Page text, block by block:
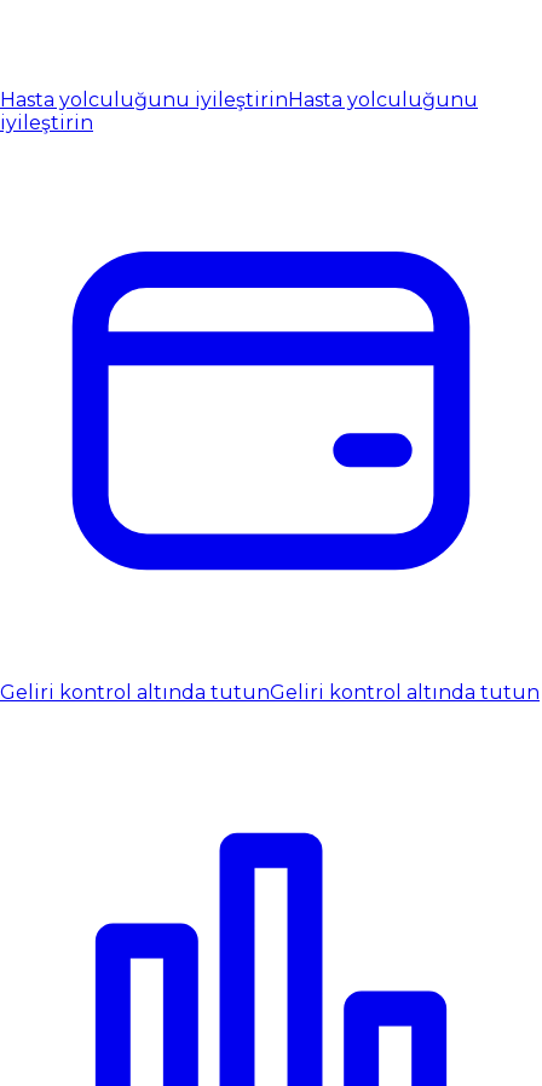
Hasta yolculuğunu iyileştirinHasta yolculuğunu
iyileştirin
Geliri kontrol altında tutunGeliri kontrol altında tutun